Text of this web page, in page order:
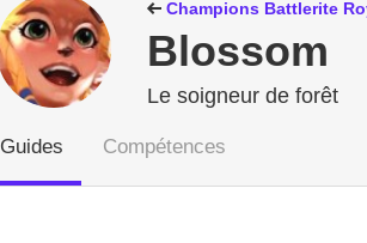
MGG Champions Battlerite
Blossom
Le soigneur de forêt
Guides Compétences